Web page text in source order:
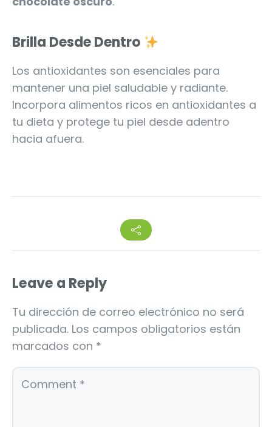
Brilla Desde Dentro
Los antioxidantes son esenciales para
mantener una piel saludable y radiante.
Incorpora alimentos ricos en antioxidantes a
tu dieta y protege tu piel desde adentro
hacia afuera.
Leave a Reply
Tu dirección de correo electrónico no será
publicada. Los campos obligatorios están
marcados con *